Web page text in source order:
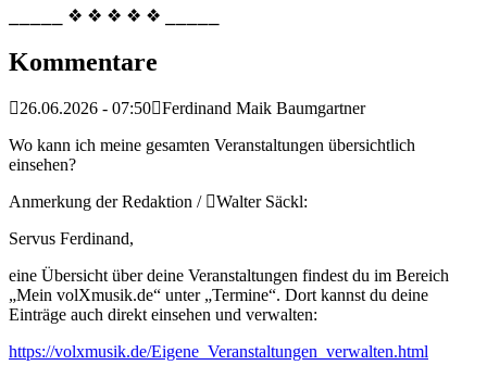
⎯⎯⎯⎯⎯ ❖ ❖ ❖ ❖ ❖ ⎯⎯⎯⎯⎯
Kommentare
26.06.2026 - 07:50 Ferdinand Maik Baumgartner
Wo kann ich meine gesamten Veranstaltungen übersichtlich
einsehen?
Anmerkung der Redaktion /
Walter Säckl:
Servus Ferdinand,
eine Übersicht über deine Veranstaltungen findest du im Bereich
„Mein volXmusik.de“ unter „Termine“. Dort kannst du deine
Einträge auch direkt einsehen und verwalten:
https://volxmusik.de/Eigene_Veranstaltungen_verwalten.html